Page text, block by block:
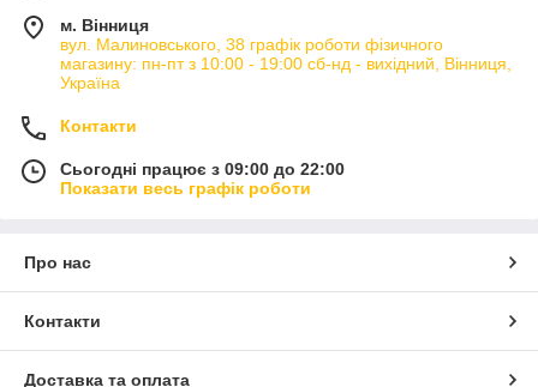
м. Вінниця
вул. Малиновського, 38 графік роботи фізичного
магазину: пн-пт з 10:00 - 19:00 сб-нд - вихідний, Вінниця,
Україна
Контакти
Сьогодні працює з 09:00 до 22:00
Показати весь графік роботи
Про нас
Контакти
Доставка та оплата